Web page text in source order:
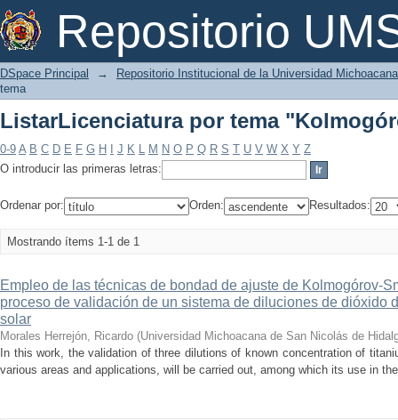
Repositorio
ListarLicenciatura por tema
DSpace Principal →
Repositorio Institucional de la Universidad
tema
ListarLicenciatura por tema
0-9 A B C D E F G H J K L M N O P Q R S T U V W X Y Z
O introducir las primeras letras:
Ordenar por: Orden: Resultados:
Mostrando ítems 1-1 de 1
Empleo de las técnicas de bondad de ajuste de Kolmogórov-
proceso de validación de un sistema de diluciones de dióxido
solar
Morales Herrejón, Ricardo (Universidad Michoacana de San Nicolás de
In this work, the validation of three dilutions of known concentration of
various areas and applications, will be carried out, among which its use in